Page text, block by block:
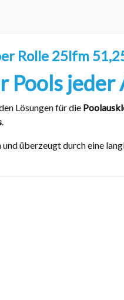
Rolle 25lfm
Pools jeder
Lösungen für die
.
überzeugt durch eine